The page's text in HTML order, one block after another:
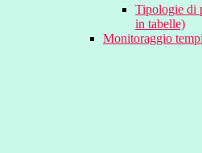
Tipologie di
in tabelle)
Monitoraggio